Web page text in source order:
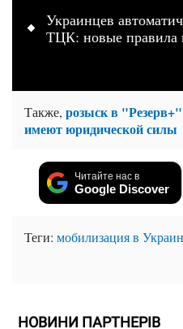
Украинцев
ТЦК: новые правила
Также, розыск в
имеют юридической силы
Читайте нас в
Google Discover
Теги: мобилизация в
НОВИНИ ПАРТНЕРІВ